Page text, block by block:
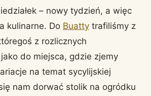
– nowy tydzień, a więc
kulinarne. Do Buatty trafiliśmy z
z rozlicznych
do miejsca, gdzie zjemy
na temat sycylijskiej
nam dorwać stolik na ogródku